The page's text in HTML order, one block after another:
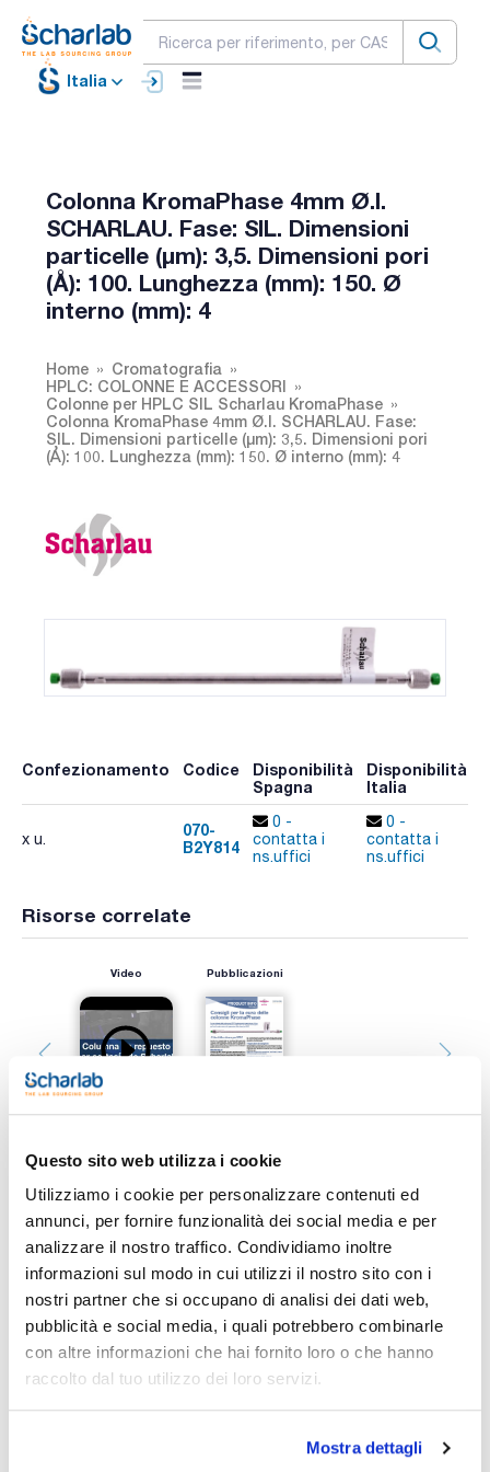
Questo sito web utilizza i cookie
Utilizziamo i cookie per personalizzare contenuti ed
annunci, per fornire funzionalità dei social media e per
analizzare il nostro traffico. Condividiamo inoltre
informazioni sul modo in cui utilizzi il nostro sito con i
nostri partner che si occupano di analisi dei dati web,
pubblicità e social media, i quali potrebbero combinarle
con altre informazioni che hai fornito loro o che hanno
raccolto dal tuo utilizzo dei loro servizi.
Mostra dettagli
Italia
Colonna KromaPhase 4mm Ø.I.
SCHARLAU. Fase: SIL. Dimensioni
particelle (µm): 3,5. Dimensioni pori
(Å): 100. Lunghezza (mm): 150. Ø
interno (mm): 4
Home
Cromatografia
HPLC: COLONNE E ACCESSORI
Colonne per HPLC SIL Scharlau KromaPhase
Colonna KromaPhase 4mm Ø.I. SCHARLAU. Fase:
SIL. Dimensioni particelle (µm): 3,5. Dimensioni pori
(Å): 100. Lunghezza (mm): 150. Ø interno (mm): 4
Confezionamento Codice
Disponibilità
Spagna
Disponibilità
Italia
x u.
070-
B2Y814
0 -
contatta i
ns.uffici
0 -
contatta i
ns.uffici
Risorse correlate
Video Pubblicazioni
Stampa pagina prodotto
Caratteristiche
Fase : SIL
Dimensioni della particella (μm) : 3,5
Dimensioni del poro (Å) : 100
Lunghezza (mm) : 150
Diametro interno (mm) : 4
Conf. (unità) : 1
KromaPhase è basata su una silice sferica ultra pura di alta
qualità che da un'alta riporoducibilità e stabilità chimica
metodo. Per garantire la riproducibilità da lotto a lotto, ogni
lotto viene controllato in modo specifico.
Vedi di più
Documentazione tecnica